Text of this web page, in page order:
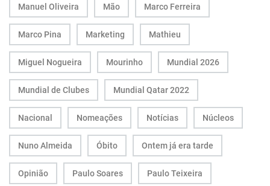
Manuel Oliveira Mão Marco Ferreira
Marco Pina Marketing Mathieu
Miguel Nogueira Mourinho Mundial 2026
Mundial de Clubes Mundial Qatar 2022
Nacional Nomeações Notícias Núcleos
Nuno Almeida Óbito Ontem já era tarde
Opinião Paulo Soares Paulo Teixeira